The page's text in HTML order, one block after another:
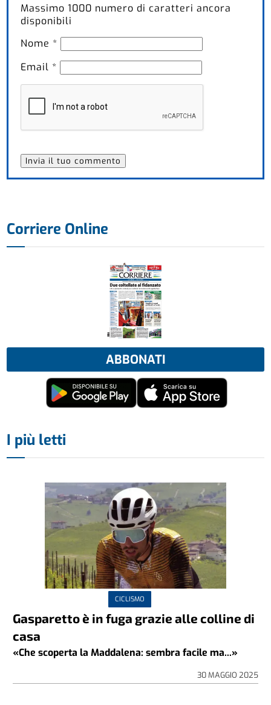
Massimo1000 numero di caratteri ancora
disponibili
Nome *
Email *
Corriere Online
ABBONATI
I più letti
CICLISMO
Gasparetto è in fuga grazie alle colline di
casa
«Che scoperta la Maddalena: sembra facile ma...»
30 MAGGIO 2025